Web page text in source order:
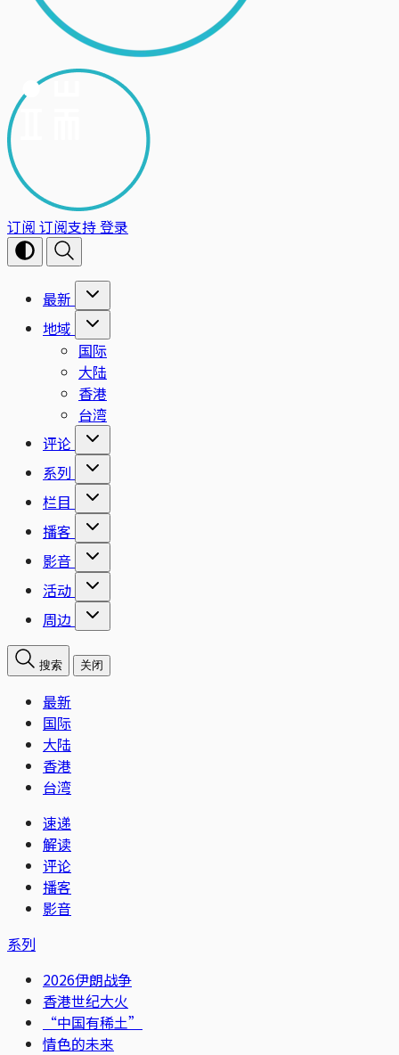
订阅 订阅支持登录
最新
地域
国际
大陆
香港
台湾
评论
系列
栏目
播客
影音
活动
周边
搜索 关闭
最新
国际
大陆
香港
台湾
速递
解读
评论
播客
影音
系列
2026伊朗战争
香港世纪大火
“中国有稀土”
情色的未来